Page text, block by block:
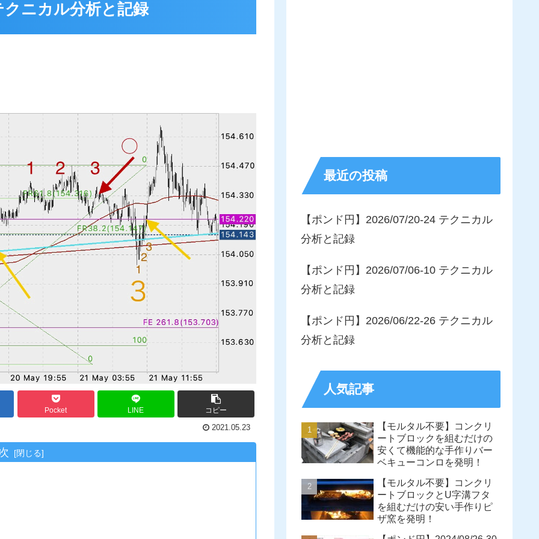
クニカル分析と記録
Pocket LINE コピー
2021.05.23
最近の投稿
【ポンド円】2026/07/20-24 テクニカル
分析と記録
【ポンド円】2026/07/06-10 テクニカル
分析と記録
【ポンド円】2026/06/22-26 テクニカル
分析と記録
人気記事
【モルタル不要】コンクリ
ートブロックを組むだけの
安くて機能的な手作りバー
ベキューコンロを発明！
【モルタル不要】コンクリ
ートブロックとU字溝フタ
を組むだけの安い手作りピ
ザ窯を発明！